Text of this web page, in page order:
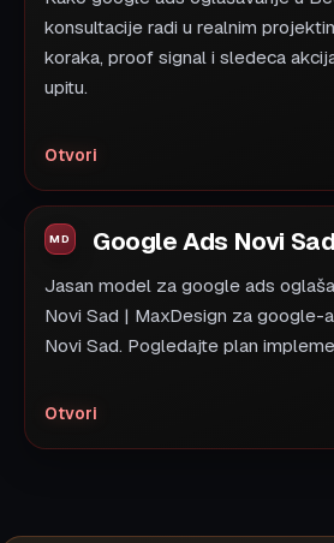
konsultacije radi u realnim
koraka, proof signal i sledeca
upitu.
Otvori
Google Ads Novi
Jasan model za google ads
Novi Sad | MaxDesign za google-
Novi Sad. Pogledajte plan
Otvori